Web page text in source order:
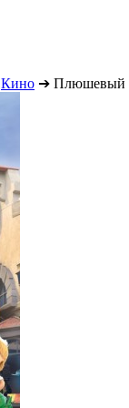
Кино ➔ Плюшевый